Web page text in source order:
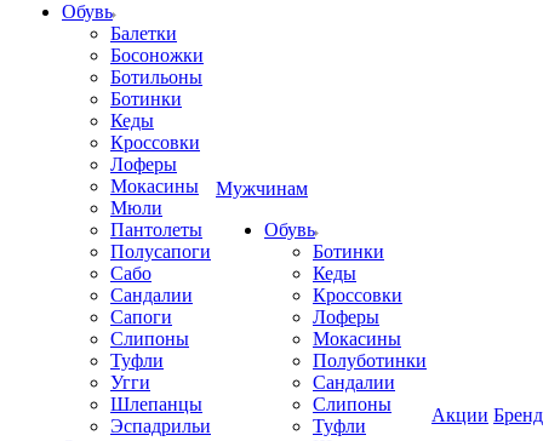
Обувь
Балетки
Босоножки
Ботильоны
Ботинки
Кеды
Кроссовки
Лоферы
Мокасины
Мюли
Пантолеты
Полусапоги
Сабо
Сандалии
Сапоги
Слипоны
Туфли
Угги
Шлепанцы
Эспадрильи
Мужчинам
Обувь
Ботинки
Кеды
Кроссовки
Лоферы
Мокасины
Полуботинки
Сандалии
Слипоны
Туфли
Акции